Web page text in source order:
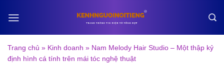
Trang chủ » Kinh doanh » Nam Melody Hair Studio – Một thập kỷ
định hình cá tính trên mái tóc nghệ thuật